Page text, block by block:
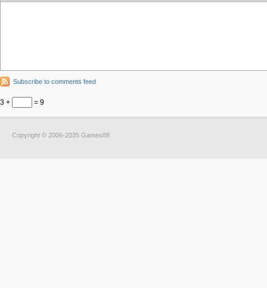
Subscribe to comments feed
3 + = 9
Copyright © 2006-2035 Games88